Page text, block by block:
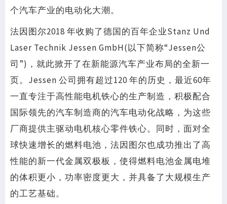
个汽车产业的电动化大潮。
法因图尔2018 年收购了德国的百年企业Stanz Und
Laser Technik Jessen GmbH(以下简称“Jessen公
司”)，就此掀开了在新能源汽车产业布局的全新一
页。Jessen 公司拥有超过120 年的历史，最近60年
一直专注于高性能电机铁心的生产制造，积极配合
国际领先的汽车制造商的汽车电动化战略，为这些
厂商提供主驱动电机核心零件铁心。同时，面对全
球快速增长的燃料电池，法因图尔也成功推出了高
性能的新一代金属双极板，使得燃料电池金属电堆
的体积更小，功率密度更大，并具备了大规模生产
的工艺基础。